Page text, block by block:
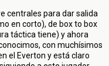
centrales para dar salida
en corto), de box to box
táctica tiene) y ahora
con muchísimos
el Everton y está claro